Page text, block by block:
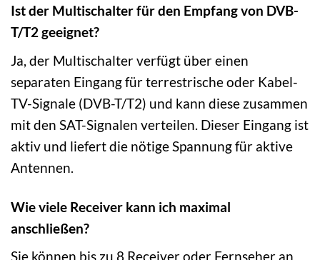
Ist der Multischalter für den Empfang von DVB-
T/T2 geeignet?
Ja, der Multischalter verfügt über einen
separaten Eingang für terrestrische oder Kabel-
TV-Signale (DVB-T/T2) und kann diese zusammen
mit den SAT-Signalen verteilen. Dieser Eingang ist
aktiv und liefert die nötige Spannung für aktive
Antennen.
Wie viele Receiver kann ich maximal
anschließen?
Sie können bis zu 8 Receiver oder Fernseher an